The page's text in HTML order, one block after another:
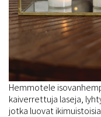
Hemmotele
kaiverrettuja laseja,
jotka luovat